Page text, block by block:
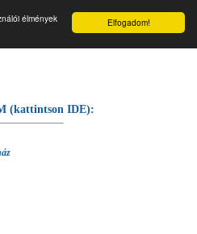
Elfogadom!
élmények
forrás ☰
(kattintson IDE):